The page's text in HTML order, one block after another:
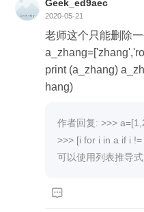
Geek_ed9aec
2020-05-21
老师这个只能删除
print (a_zhang)
hang)
作者回复: >>>
>>> [i for i in a if i !=
可以使用列表推导
